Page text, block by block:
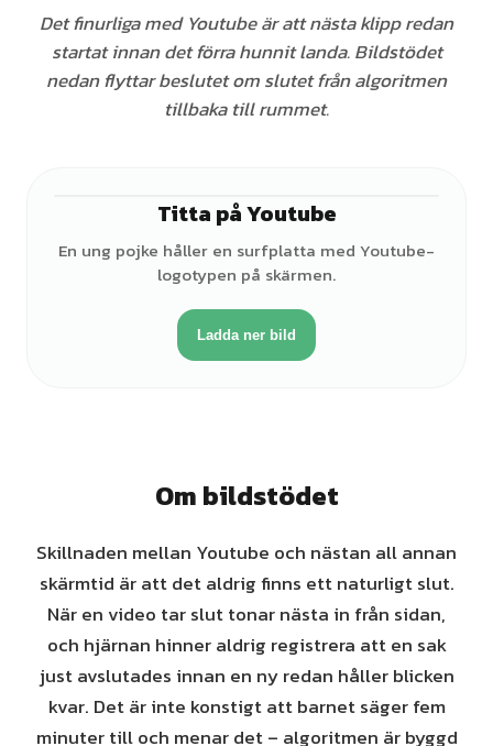
Det finurliga med Youtube är att nästa klipp redan
startat innan det förra hunnit landa. Bildstödet
nedan flyttar beslutet om slutet från algoritmen
tillbaka till rummet.
Titta på Youtube
En ung pojke håller en surfplatta med Youtube-
logotypen på skärmen.
Ladda ner bild
Om bildstödet
Skillnaden mellan Youtube och nästan all annan
skärmtid är att det aldrig finns ett naturligt slut.
När en video tar slut tonar nästa in från sidan,
och hjärnan hinner aldrig registrera att en sak
just avslutades innan en ny redan håller blicken
kvar. Det är inte konstigt att barnet säger fem
minuter till och menar det – algoritmen är byggd